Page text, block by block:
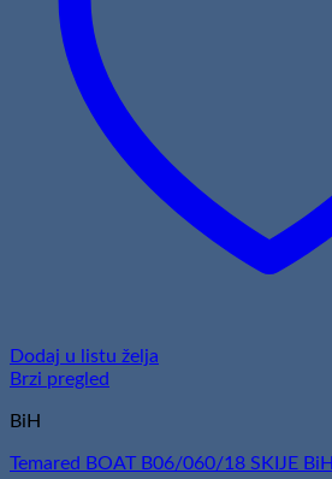
Dodaj u listu želja
Brzi pregled
BiH
Temared BOAT B06/060/18 SKIJE BiH